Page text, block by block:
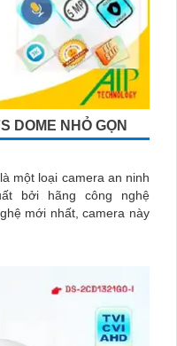
DOME NHỎ GỌN
một loại camera an ninh
bởi hãng công nghệ